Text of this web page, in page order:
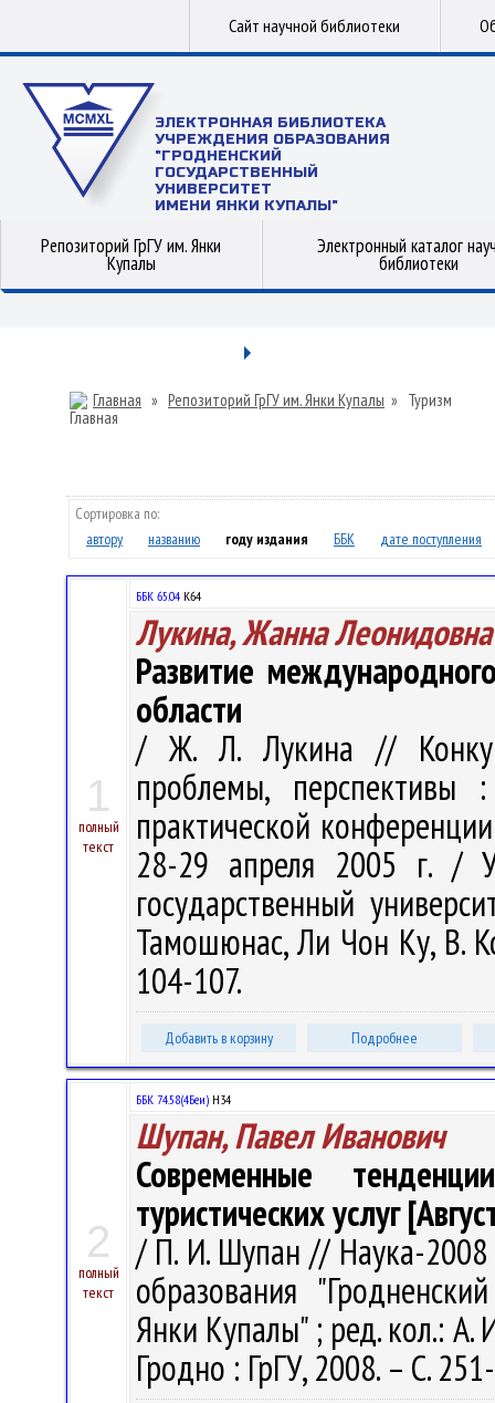
Сайт научной библиотеки
ЭЛЕКТРОННАЯ БИБЛИОТЕКА
УЧРЕЖДЕНИЯ ОБРАЗОВАНИЯ
"ГРОДНЕНСКИЙ
ГОСУДАРСТВЕННЫЙ
УНИВЕРСИТЕТ
ИМЕНИ ЯНКИ КУПАЛЫ"
Репозиторий ГрГУ им. Янки
Купалы
Электронный каталог
библиотеки
Главная » Репозиторий ГрГУ им. Янки Купалы » Туризм
Сортировка по:
автору
названию году издания ББК дате поступления
1
полный
текст
ББК 65.04 К64
Лукина, Жанна Леонидовна
Развитие
области
/ Ж. Л. Лукина //
проблемы,
практической
28-29 апреля 2005 г. /
государственный
Тамошюнас, Ли Чон Ку, В.
104-107.
Добавить в корзину Подробнее
2
полный
текст
ББК 74.58(4Беи) Н34
Шупан, Павел Иванович
Современные
туристических услуг
/ П. И. Шупан // Наука-2008
образования
Янки Купалы" ; ред. кол.: А.
Гродно : ГрГУ, 2008. – С.